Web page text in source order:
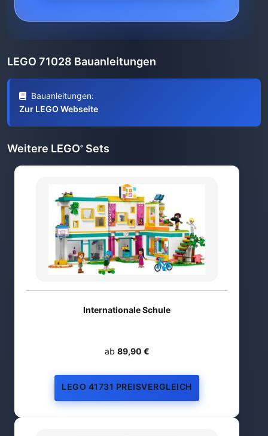
LEGO 71028 Bauanleitungen
Bauanleitungen:
Zur LEGO Webseite
Weitere LEGO® Sets
Internationale Schule
ab 89,90 €
LEGO 41731 PREISVERGLEICH